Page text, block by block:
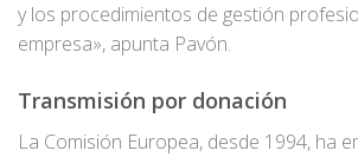
y los procedimientos de gestión
empresa», apunta Pavón.
Transmisión por donación
La Comisión Europea, desde 1994, ha